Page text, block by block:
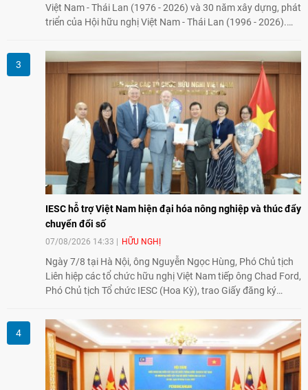
Việt Nam - Thái Lan (1976 - 2026) và 30 năm xây dựng, phát
triển của Hội hữu nghị Việt Nam - Thái Lan (1996 - 2026).
tình hữu nghị, đồng thời từng bước mở rộng hoạt động từ
giao lưu truyền thống sang kết nối địa phương, doanh
nghiệp, giáo dục, văn hóa và thế hệ trẻ, góp phần tăng
cường sự hiểu biết và hợp tác giữa nhân dân hai nước.
IESC hỗ trợ Việt Nam hiện đại hóa nông nghiệp và thúc đẩy
chuyển đổi số
07/08/2026 14:33 HỮU NGHỊ
Ngày 7/8 tại Hà Nội, ông Nguyễn Ngọc Hùng, Phó Chủ tịch
Liên hiệp các tổ chức hữu nghị Việt Nam tiếp ông Chad Ford,
Phó Chủ tịch Tổ chức IESC (Hoa Kỳ), trao Giấy đăng ký
đổi về định hướng triển khai Dự án "Mở rộng Thương mại
Nông nghiệp và An toàn thực phẩm Hoa Kỳ - Việt Nam",
hướng tới thúc đẩy chuyển đổi số, hiện đại hóa nông nghiệp
và mở rộng hợp tác phát triển giữa hai nước.